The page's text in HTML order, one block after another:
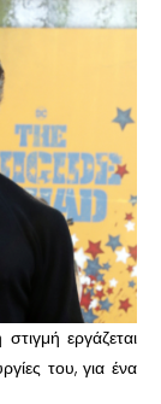
εργάζεται
του, για ένα